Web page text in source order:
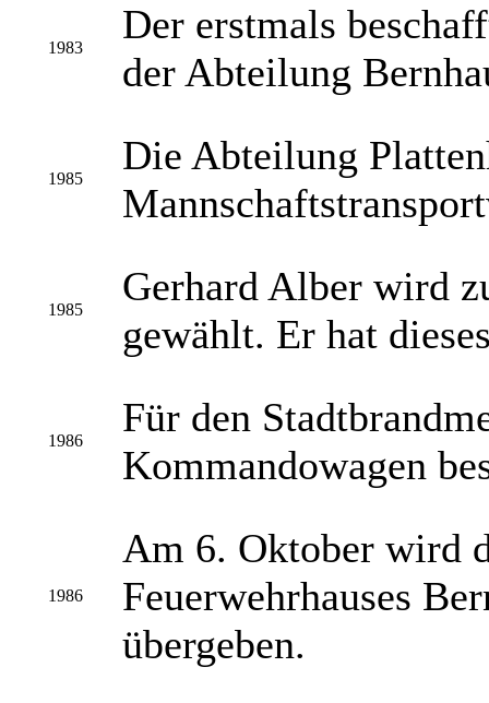
1983
Der erstmals
der Abteilung
1985
Die Abteilung
1985
Gerhard Alber wird
gewählt. Er hat
1986
Für den
Kommandowagen
1986
Am 6. Oktober wird
Feuerwehrhauses
übergeben.